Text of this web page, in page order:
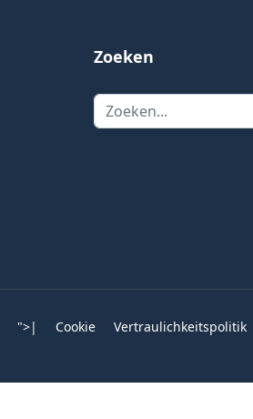
Zoeken
Zoeken
">| Cookie Vertraulichkeitspolitik